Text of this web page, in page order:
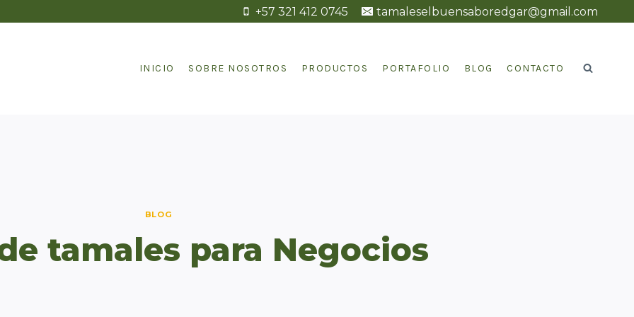
+57 321 412 0745 tamaleselbuensaboredgar@gmail.com
INICIO SOBRE NOSOTROS PRODUCTOS PORTAFOLIO BLOG CONTACTO
BLOG
tamales para Negocios